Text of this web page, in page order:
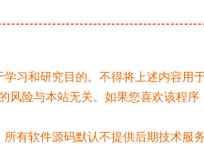
习和研究目的。不得将上述内容用
风险与本站无关。如果您喜欢该程序
有软件源码默认不提供后期技术服